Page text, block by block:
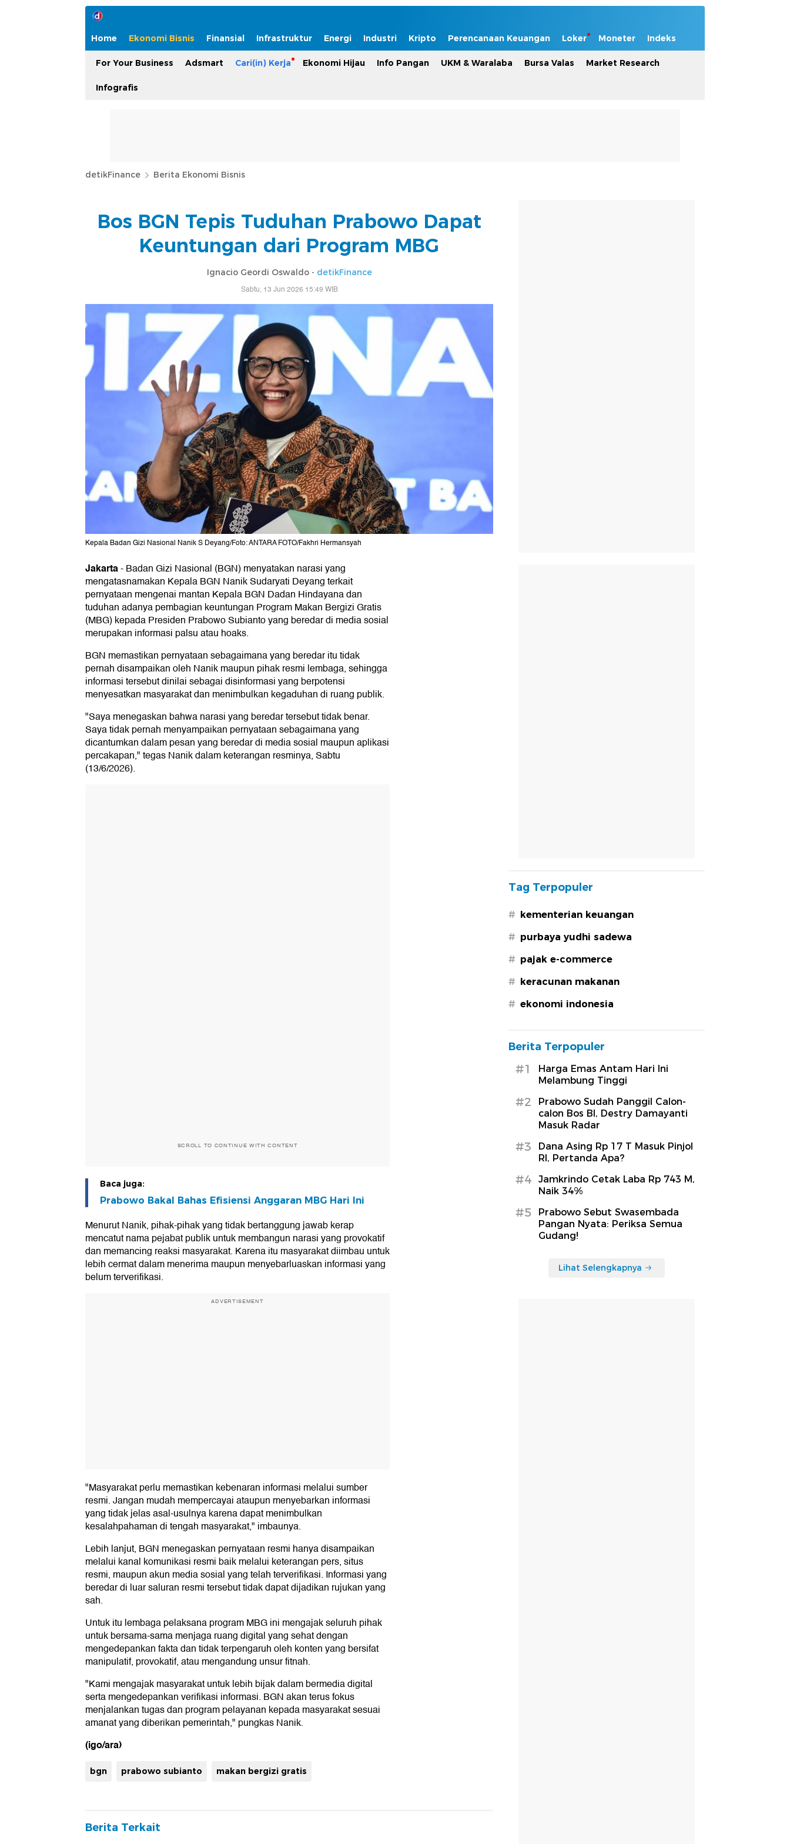
Home Ekonomi Bisnis Finansial Infrastruktur Energi Industri Kripto Perencanaan Keuangan Loker Moneter Indeks
For Your Business Adsmart Cari(in) Kerja Ekonomi Hijau Info Pangan UKM & Waralaba Bursa Valas Market Research
Infografis
detikFinance Berita Ekonomi Bisnis
Bos BGN Tepis Tuduhan Prabowo Dapat
Keuntungan dari Program MBG
Ignacio Geordi Oswaldo - detikFinance
Sabtu, 13 Jun 2026 15:49 WIB
Kepala Badan Gizi Nasional Nanik S Deyang/Foto: ANTARA FOTO/Fakhri Hermansyah
Jakarta-Badan Gizi Nasional (BGN) menyatakan narasi yang
mengatasnamakan Kepala BGN Nanik Sudaryati Deyang terkait
pernyataan mengenai mantan Kepala BGN Dadan Hindayana dan
tuduhan adanya pembagian keuntungan Program Makan Bergizi Gratis
(MBG) kepada Presiden Prabowo Subianto yang beredar di media sosial
merupakan informasi palsu atau hoaks.
BGN memastikan pernyataan sebagaimana yang beredar itu tidak
pernah disampaikan oleh Nanik maupun pihak resmi lembaga, sehingga
informasi tersebut dinilai sebagai disinformasi yang berpotensi
menyesatkan masyarakat dan menimbulkan kegaduhan di ruang publik.
"Saya menegaskan bahwa narasi yang beredar tersebut tidak benar.
Saya tidak pernah menyampaikan pernyataan sebagaimana yang
dicantumkan dalam pesan yang beredar di media sosial maupun aplikasi
percakapan," tegas Nanik dalam keterangan resminya, Sabtu
(13/6/2026).
SCROLL TO CONTINUE WITH CONTENT
Baca juga:
Prabowo Bakal Bahas Efisiensi Anggaran MBG Hari Ini
Menurut Nanik, pihak-pihak yang tidak bertanggung jawab kerap
mencatut nama pejabat publik untuk membangun narasi yang provokatif
dan memancing reaksi masyarakat. Karena itu masyarakat diimbau untuk
lebih cermat dalam menerima maupun menyebarluaskan informasi yang
belum terverifikasi.
ADVERTISEMENT
"Masyarakat perlu memastikan kebenaran informasi melalui sumber
resmi. Jangan mudah mempercayai ataupun menyebarkan informasi
yang tidak jelas asal-usulnya karena dapat menimbulkan
kesalahpahaman di tengah masyarakat," imbaunya.
Lebih lanjut, BGN menegaskan pernyataan resmi hanya disampaikan
melalui kanal komunikasi resmi baik melalui keterangan pers, situs
resmi, maupun akun media sosial yang telah terverifikasi. Informasi yang
beredar di luar saluran resmi tersebut tidak dapat dijadikan rujukan yang
sah.
Untuk itu lembaga pelaksana program MBG ini mengajak seluruh pihak
untuk bersama-sama menjaga ruang digital yang sehat dengan
mengedepankan fakta dan tidak terpengaruh oleh konten yang bersifat
manipulatif, provokatif, atau mengandung unsur fitnah.
"Kami mengajak masyarakat untuk lebih bijak dalam bermedia digital
serta mengedepankan verifikasi informasi. BGN akan terus fokus
menjalankan tugas dan program pelayanan kepada masyarakat sesuai
amanat yang diberikan pemerintah," pungkas Nanik.
(igo/ara)
bgn prabowo subianto makan bergizi gratis
Berita Terkait
Tag Terpopuler
# kementerian keuangan
# purbaya yudhi sadewa
# pajak e-commerce
# keracunan makanan
# ekonomi indonesia
Berita Terpopuler
#1
Harga Emas Antam Hari Ini
Melambung Tinggi
#2
Prabowo Sudah Panggil Calon-
calon Bos BI, Destry Damayanti
Masuk Radar
#3
Dana Asing Rp 17 T Masuk Pinjol
RI, Pertanda Apa?
#4
Jamkrindo Cetak Laba Rp 743 M,
Naik 34%
#5
Prabowo Sebut Swasembada
Pangan Nyata: Periksa Semua
Gudang!
Lihat Selengkapnya